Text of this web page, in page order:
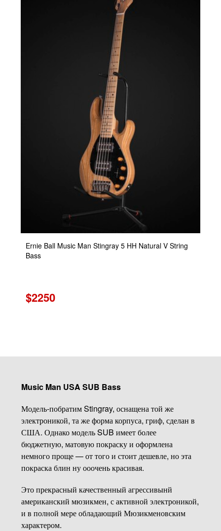
Ernie Ball Music Man Stingray 5 HH Natural V String
Bass
$2250
Music Man USA SUB Bass
Модель-побратим Stingray, оснащена той же
электроникой, та же форма корпуса, гриф, сделан в
США. Однако модель SUB имеет более
бюджетную, матовую покраску и оформлена
немного проще — от того и стоит дешевле, но эта
покраска блин ну ооочень красивая.
Это прекрасный качественный агрессивынй
американский мюзикмен, с активной электроникой,
и в полной мере обладающий Мюзикменовским
характером.